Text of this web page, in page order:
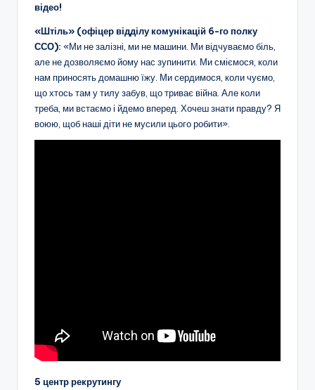
відео!
«Штіль» (офіцер відділу комунікацій 6-го полку
ССО): «Ми не залізні, ми не машини. Ми відчуваємо біль,
але не дозволяємо йому нас зупинити. Ми сміємося, коли
нам приносять домашню їжу. Ми сердимося, коли чуємо,
що хтось там у тилу забув, що триває війна. Але коли
треба, ми встаємо і йдемо вперед. Хочеш знати правду? Я
воюю, щоб наші діти не мусили цього робити».
5 центр рекрутингу